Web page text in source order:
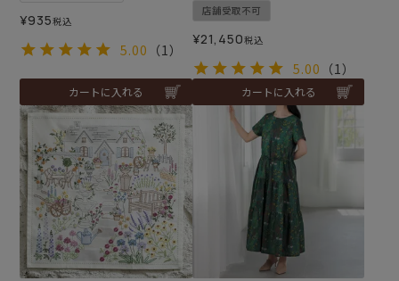
¥935税込
5.00 （1）
カートに入れる
店舗受取不可
¥21,450税込
5.00 （1）
カートに入れる